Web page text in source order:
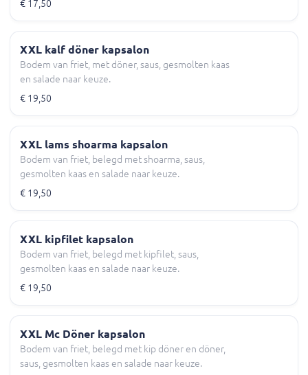
€ 17,50
XXL kalf döner kapsalon
Bodem van friet, met döner, saus, gesmolten kaas
en salade naar keuze.
€ 19,50
XXL lams shoarma kapsalon
Bodem van friet, belegd met shoarma, saus,
gesmolten kaas en salade naar keuze.
€ 19,50
XXL kipfilet kapsalon
Bodem van friet, belegd met kipfilet, saus,
gesmolten kaas en salade naar keuze.
€ 19,50
XXL Mc Döner kapsalon
Bodem van friet, belegd met kip döner en döner,
saus, gesmolten kaas en salade naar keuze.